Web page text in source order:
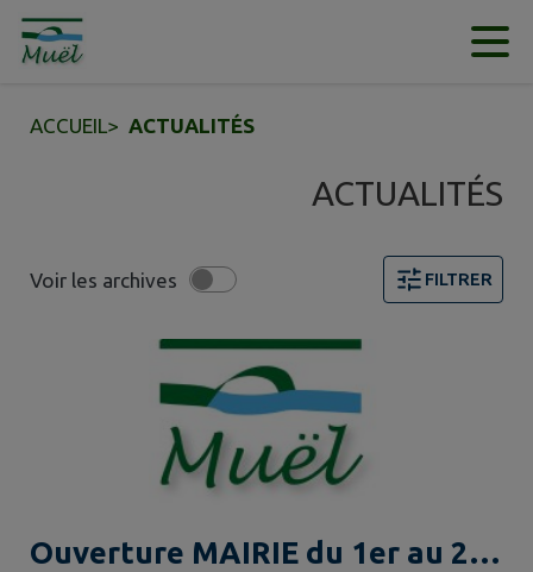
Contenu
ACCUEIL> ACTUALITÉS
ACTUALITÉS
Voir les archives FILTRER
Ouverture MAIRIE du 1er au 25